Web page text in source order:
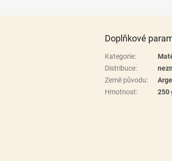
Doplňkové
Kategorie:
Distribuce:
Země původu:
Hmotnost: 250